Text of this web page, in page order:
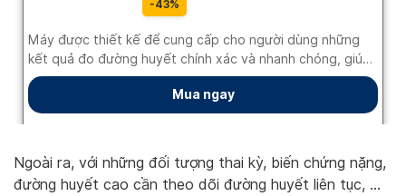
Ngoài ra, với những đối tượng thai kỳ, biến chứng nặng,
đường huyết cao cần theo dõi đường huyết liên tục, …